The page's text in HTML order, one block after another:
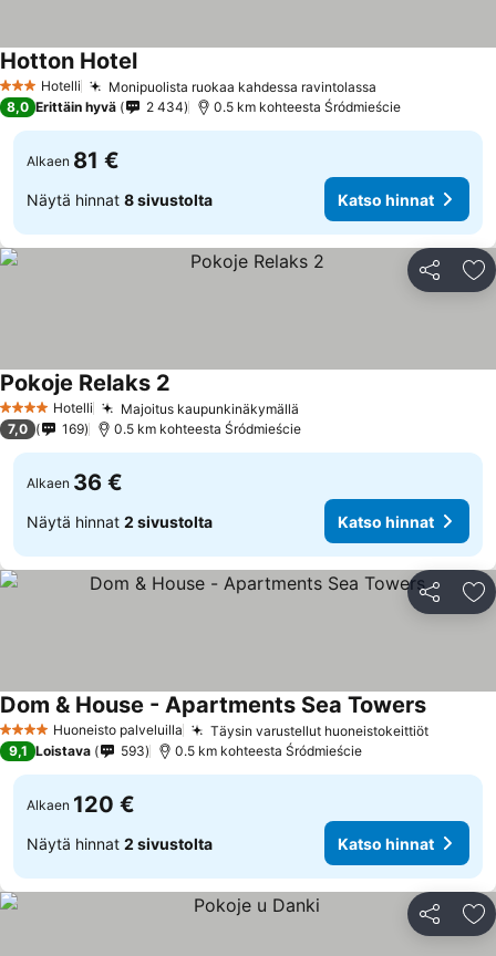
3 Tähtiluokitus
Hotelli Monipuolista ruokaa kahdessa ravintolassa
Hotton HotelKatso hinnat
8,0 Erittäin hyvä 2 434 0.5 km kohteesta Śródmieście
Alkaen 81 €
Näytä hinnat 8 sivustolta Katso hinnat
Jaa
4 Tähtiluokitus
Hotelli Majoitus kaupunkinäkymällä
Pokoje Relaks 2
7,0 169 0.5 km kohteesta Śródmieście
Alkaen 36 €
Näytä hinnat 2 sivustolta Katso hinnat
Jaa
4 TähtiluokitusHuoneisto palveluilla Täysin varustellut huoneistokeittiötKatso
Dom & House - Apartments Sea TowersKatso
9,1 Loistava 593 0.5 km kohteesta Śródmieście
Alkaen 120 €
Näytä hinnat 2 sivustolta Katso hinnat
Jaa